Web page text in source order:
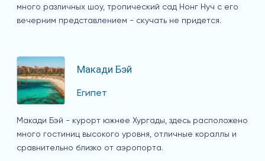
много различных шоу, тропический сад Нонг Нуч с его
вечерним представлением - скучать не придется.
Макади Бэй
Египет
Макади Бэй - курорт южнее Хургады, здесь расположено
много гостиниц высокого уровня, отличные кораллы и
сравнительно близко от аэропорта.